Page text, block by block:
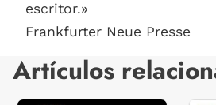
escritor.»
Frankfurter Neue Presse
Artículos